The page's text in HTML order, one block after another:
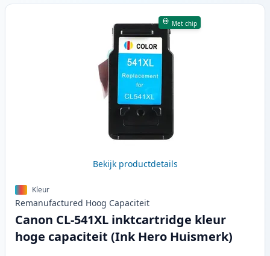
Met chip
Bekijk productdetails
Kleur
Remanufactured Hoog Capaciteit
Canon CL-541XL inktcartridge kleur
hoge capaciteit (Ink Hero Huismerk)